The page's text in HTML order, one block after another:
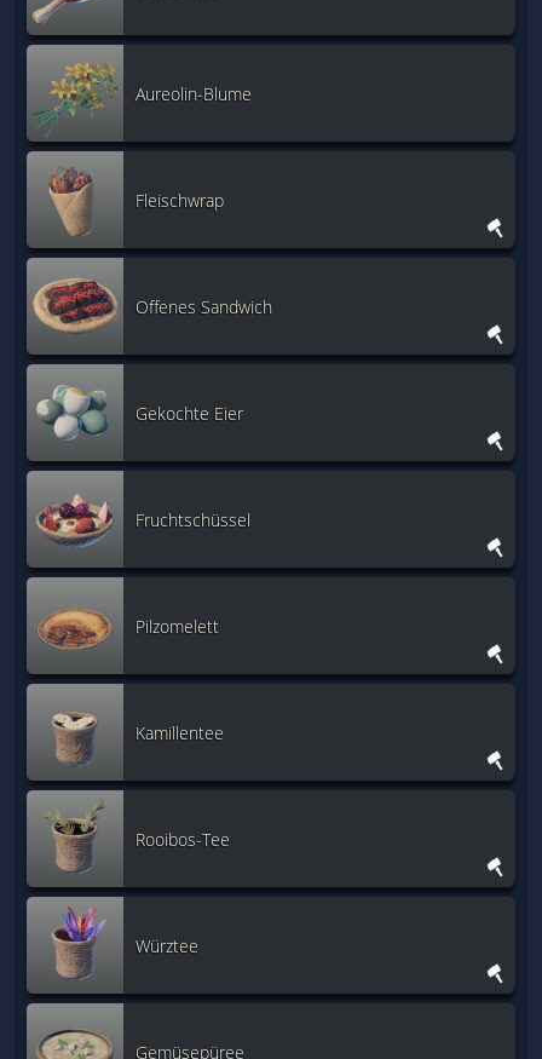
Aureolin-Blume
Fleischwrap
Offenes Sandwich
Gekochte Eier
Fruchtschüssel
Pilzomelett
Kamillentee
Rooibos-Tee
Würztee
Gemüsepüree